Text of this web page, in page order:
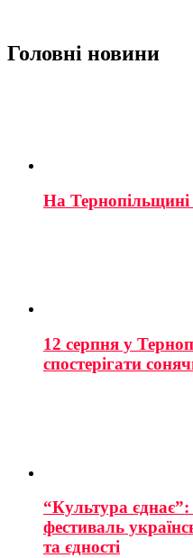
Головні новини
На Тернопільщині
12 серпня у
спостерігати
“Культура єднає”:
фестиваль
та єдності